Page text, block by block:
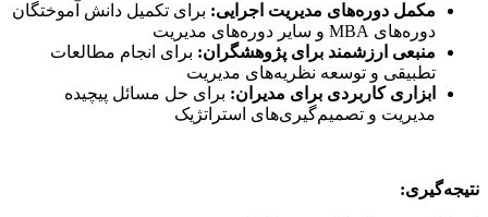
مکمل دوره‌های مدیریت اجرایی: برای تکمیل دانش آموختگان
دوره‌های MBA و سایر دوره‌های مدیریت
منبعی ارزشمند برای پژوهشگران: برای انجام مطالعات
تطبیقی و توسعه نظریه‌های مدیریت
ابزاری کاربردی برای مدیران: برای حل مسائل پیچیده
مدیریت و تصمیم‌گیری‌های استراتژیک
نتیجه‌گیری: